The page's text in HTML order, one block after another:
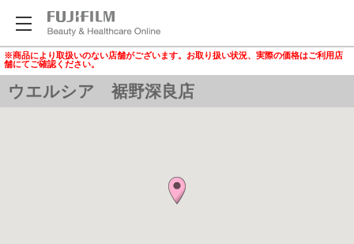
※商品により取扱いのない店舗がございます。お取り扱い状況、実際の価格はご利用店
舗にてご確認ください。
ウエルシア 裾野深良店